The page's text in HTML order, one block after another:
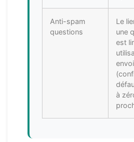
Anti-spam
questions
Le
une
est
envoi
à